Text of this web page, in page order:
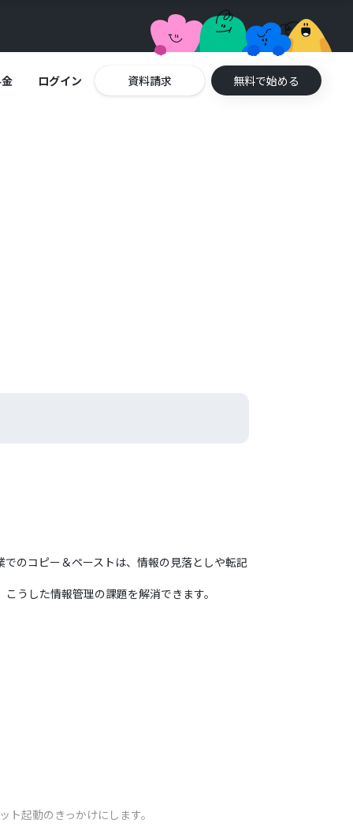
ログイン 資料請求 無料で始める
のコピー＆ペーストは、情報の見落としや転記
うした情報管理の課題を解消できます。
起動のきっかけにします。